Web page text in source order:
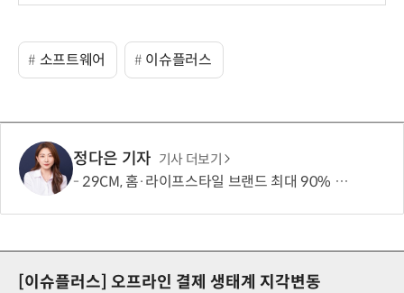
소프트웨어 이슈플러스
정다은 기자 기사 더보기
29CM, 홈·라이프스타일 브랜드 최대 90% 할인 '이구홈위크' 실시
[이슈플러스] 오프라인 결제 생태계 지각변동